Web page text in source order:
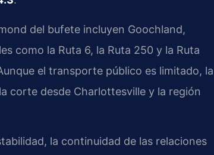
del bufete incluyen Goochland,
como la Ruta 6, la Ruta 250 y la Ruta
el transporte público es limitado, la
corte desde Charlottesville y la región
la continuidad de las relaciones